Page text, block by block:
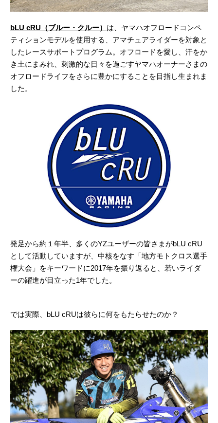
bLU cRU（ブルー・クルー） は、ヤマハオフロードコンペ
ティションモデルを使用する、アマチュアライダーを対象と
したレースサポートプログラム。オフロードを愛し、汗をか
き土にまみれ、刺激的な日々を過ごすヤマハオーナーさまの
オフロードライフをさらに豊かにすることを目指し生まれま
した。
発足から約１年半、多くのYZユーザーの皆さまがbLU cRU
として活動していますが、中核をなす「地方モトクロス選手
権大会」をキーワードに2017年を振り返ると、若いライダ
ーの躍進が目立った1年でした。
では実際、bLU cRUは彼らに何をもたらせたのか？